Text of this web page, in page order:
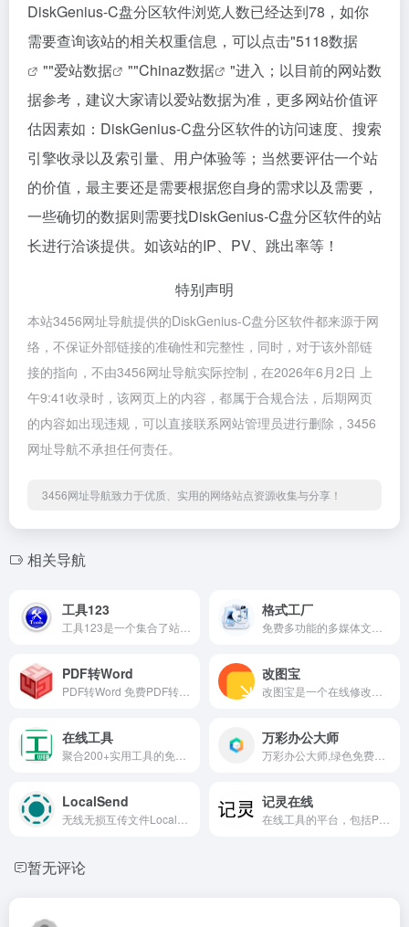
DiskGenius-C盘分区软件浏览人数已经达到78，如你
需要查询该站的相关权重信息，可以点击"5118数据
""爱站数据 ""Chinaz数据
"进入；以目前的网站数
据参考，建议大家请以爱站数据为准，更多网站价值评
估因素如：DiskGenius-C盘分区软件的访问速度、搜索
引擎收录以及索引量、用户体验等；当然要评估一个站
的价值，最主要还是需要根据您自身的需求以及需要，
一些确切的数据则需要找DiskGenius-C盘分区软件的站
长进行洽谈提供。如该站的IP、PV、跳出率等！
特别声明
本站3456网址导航提供的DiskGenius-C盘分区软件都来源于网
络，不保证外部链接的准确性和完整性，同时，对于该外部链
接的指向，不由3456网址导航实际控制，在2026年6月2日 上
午9:41收录时，该网页上的内容，都属于合规合法，后期网页
的内容如出现违规，可以直接联系网站管理员进行删除，3456
网址导航不承担任何责任。
3456网址导航致力于优质、实用的网络站点资源收集与分享！
相关导航
工具123 格式工厂
PDF转Word 改图宝
在线工具 万彩办公大师
LocalSend 记灵在线
暂无评论